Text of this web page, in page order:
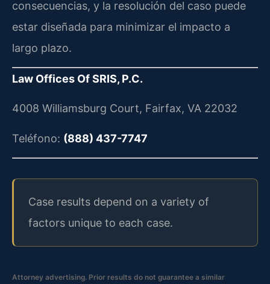
consecuencias, y la resolución del caso puede
estar diseñada para minimizar el impacto a
largo plazo.
Law Offices Of SRIS, P.C.
4008 Williamsburg Court, Fairfax, VA 22032
Teléfono: (888) 437-7747
Case results depend on a variety of
factors unique to each case.
Attorney advertising. Prior results do not guarantee a similar